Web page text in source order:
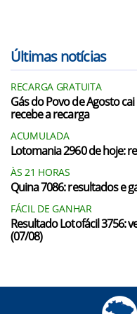
Últimas notícias
RECARGA GRATUITA
Gás do Povo de Agosto
recebe a recarga
ACUMULADA
Lotomania 2960 de hoje:
ÀS 21 HORAS
Quina 7086: resultados e
FÁCIL DE GANHAR
Resultado Lotofácil 3756:
(07/08)